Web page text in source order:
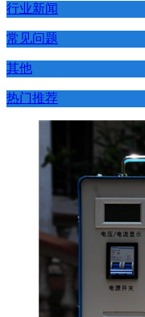
行业新闻
常见问题
其他
热门推荐